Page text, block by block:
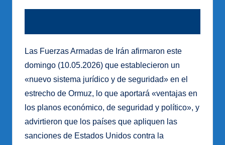
Las Fuerzas Armadas de Irán afirmaron este
domingo (10.05.2026) que establecieron un
«nuevo sistema jurídico y de seguridad» en el
estrecho de Ormuz, lo que aportará «ventajas en
los planos económico, de seguridad y político», y
advirtieron que los países que apliquen las
sanciones de Estados Unidos contra la